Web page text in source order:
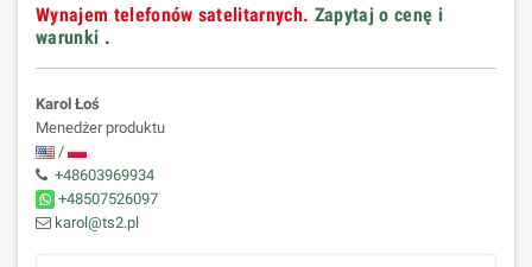
Wynajem telefonów satelitarnych. Zapytaj o cenę i
warunki .
Karol Łoś
Menedżer produktu
/
+48603969934
+48507526097
karol@ts2.pl